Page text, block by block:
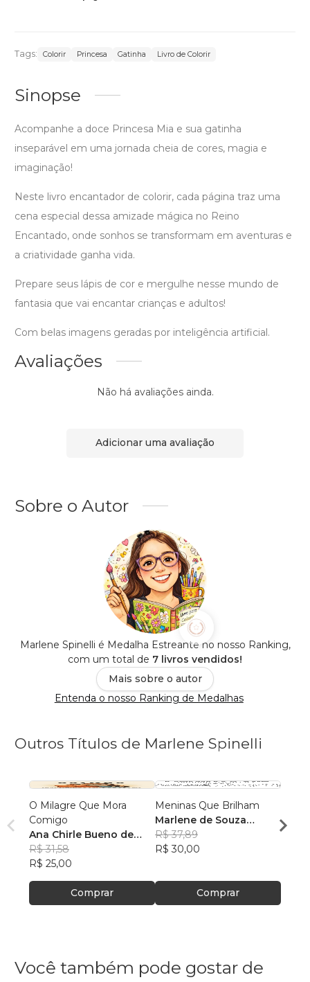
Tags: Colorir Princesa Gatinha Livro de Colorir
Sinopse
Acompanhe a doce Princesa Mia e sua gatinha
inseparável em uma jornada cheia de cores, magia e
imaginação!
Neste livro encantador de colorir, cada página traz uma
cena especial dessa amizade mágica no Reino
Encantado, onde sonhos se transformam em aventuras e
a criatividade ganha vida.
Prepare seus lápis de cor e mergulhe nesse mundo de
fantasia que vai encantar crianças e adultos!
Com belas imagens geradas por inteligência artificial.
Avaliações
Não há avaliações ainda.
Adicionar uma avaliação
Sobre o Autor
Marlene Spinelli é Medalha Estreante no nosso Ranking,
com um total de 7 livros vendidos!
Mais sobre o autor
Entenda o nosso Ranking de Medalhas
Outros Títulos de Marlene Spinelli
O Milagre Que Mora
Comigo
Ana Chirle Bueno de
Souza
R$ 31,58
R$ 25,00
Comprar
Meninas Que Brilham
Marlene de Souza
Spinelli
R$ 37,89
R$ 30,00
Comprar
Sem
Ana
Você também pode gostar de